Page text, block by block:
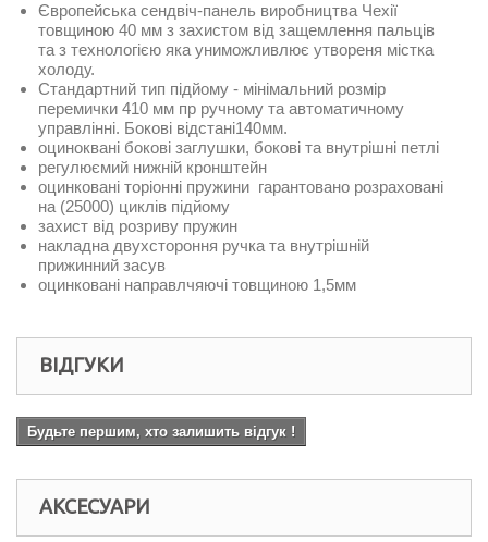
Європейська сендвіч-панель виробництва Чехії
товщиною 40 мм з захистом від защемлення пальців
та з технологією яка униможливлює утвореня містка
холоду.
Стандартний тип підйому - мінімальний розмір
перемички 410 мм пр ручному та автоматичному
управлінні. Бокові відстані140мм.
оциноквані бокові заглушки, бокові та внутрішні петлі
регулюємий нижній кронштейн
оцинковані торіонні пружини гарантовано розраховані
на (25000) циклів підйому
захист від розриву пружин
накладна двухстороння ручка та внутрішній
прижинний засув
оцинковані направлчяючі товщиною 1,5мм
ВІДГУКИ
Будьте першим, хто залишить відгук !
АКСЕСУАРИ